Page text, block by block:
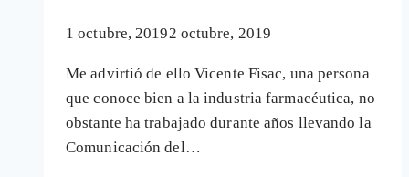
1 octubre, 20192 octubre, 2019
Me advirtió de ello Vicente Fisac, una persona
que conoce bien a la industria farmacéutica, no
obstante ha trabajado durante años llevando la
Comunicación del…